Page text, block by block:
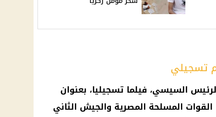
تسجيلي
السيسي، فيلما تسجيليا، بعنوان
المسلحة المصرية والجيش الثاني